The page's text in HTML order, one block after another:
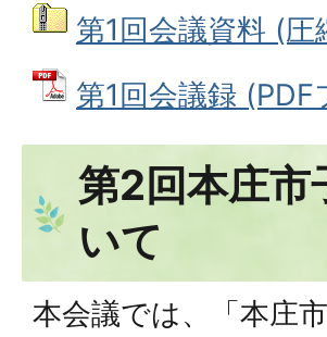
第1回会議資料 (
第1回会議録
第2回本庄市
いて
本会議では、「本庄